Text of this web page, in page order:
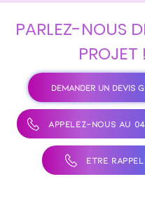
PARLEZ-NOUS
PROJET !
DEMANDER UN DEVIS
APPELEZ-NOUS AU
ÊTRE